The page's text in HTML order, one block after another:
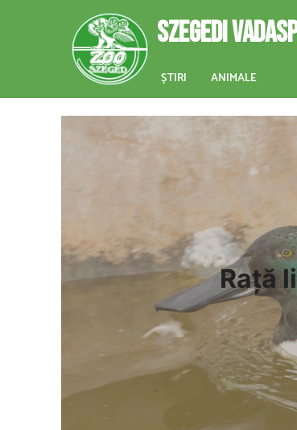
SZEGEDI
ȘTIRI ANIMALE
Rață